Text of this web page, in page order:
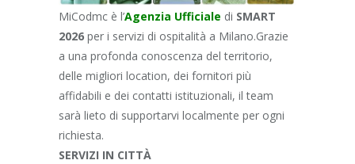
MiCodmc è l’Agenzia Ufficiale di SMART
2026 per i servizi di ospitalità a Milano.Grazie
a una profonda conoscenza del territorio,
delle migliori location, dei fornitori più
affidabili e dei contatti istituzionali, il team
sarà lieto di supportarvi localmente per ogni
richiesta.
SERVIZI IN CITTÀ